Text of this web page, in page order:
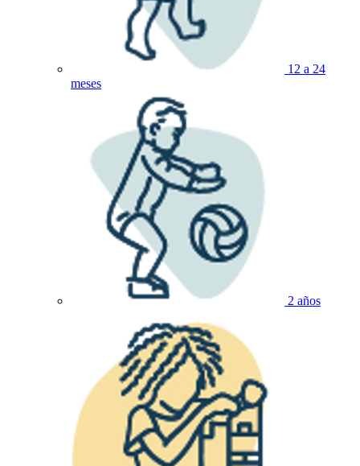
12 a 24
meses
2 años